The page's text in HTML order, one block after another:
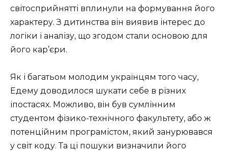
світосприйнятті вплинули на формування його
характеру. З дитинства він виявив інтерес до
логіки і аналізу, що згодом стали основою для
його кар’єри.
Як і багатьом молодим українцям того часу,
Едему доводилося шукати себе в різних
іпостасях. Можливо, він був сумлінним
студентом фізико-технічного факультету, або ж
потенційним програмістом, який занурювався
у світ коду. Та ці пошуки визначили його